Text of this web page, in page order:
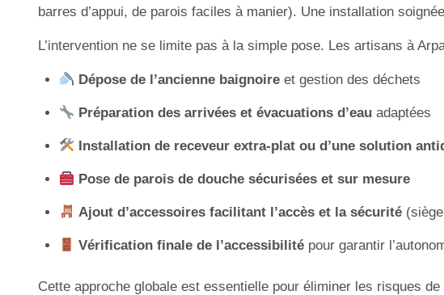
barres d’appui, de parois faciles à manier). Une installation
L’intervention ne se limite pas à la simple pose. Les artisans à
Dépose de l’ancienne baignoireet gestion des déchets
Préparation des arrivées et évacuations d’eauadaptées
Installation de receveur extra-plat ou d’une solution
Pose de parois de douche sécurisées et sur mesure
Ajout d’accessoires facilitant l’accès et la sécurité(siège
Vérification finale de l’accessibilitépour garantir
Cette approche globale est essentielle pour éliminer les risques